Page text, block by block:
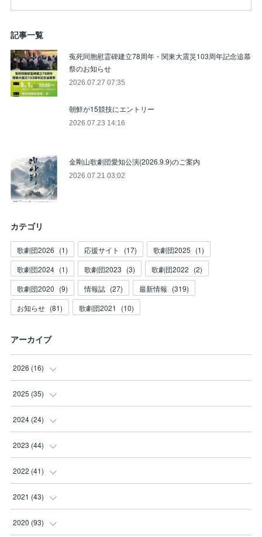
記事一覧
寃死同胞慰霊碑建立78周年・関東大震災103周年記念追慕
祭のお知らせ
2026.07.27 07:35
朝鮮が15競技にエントリー
2026.07.23 14:16
金剛山歌劇団愛知公演(2026.9.9)のご案内
2026.07.21 03:02
カテゴリ
歌劇団2026 (1) 応援サイト (17) 歌劇団2025 (1)
歌劇団2024 (1) 歌劇団2023 (3) 歌劇団2022 (2)
歌劇団2020 (9) 情報誌 (27) 最新情報 (319)
お知らせ (81) 歌劇団2021 (10)
アーカイブ
2026 (16)
(3
(2
(2
(3
2025 (35)
(3
(2
(8
(8
2024 (24)
(3
(3
(2
(3
2023 (44)
(3
(3
(6
2022 (41)
(1
(2
2021 (43)
(5
2020 (93)